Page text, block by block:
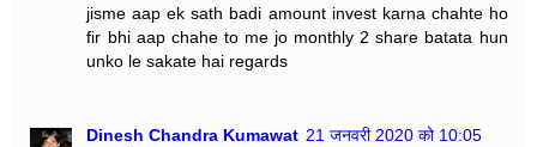
jisme aap ek sath badi amount invest karna chahte ho
fir bhi aap chahe to me jo monthly 2 share batata hun
unko le sakate hai regards
Dinesh Chandra Kumawat 21 जनवरी 2020 को 10:05